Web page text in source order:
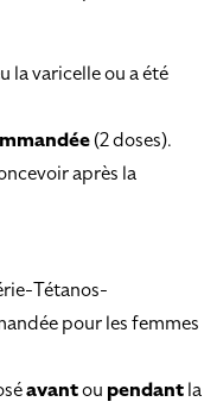
la varicelle ou a été
(2 doses).
après la
Tétanos-
pour les femmes
avantou pendantla